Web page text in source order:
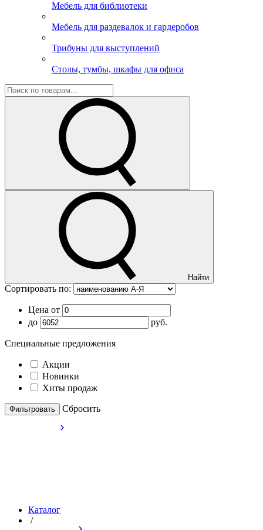
Мебель для библиотеки
Мебель для раздевалок и гардеробов
Трибуны для выступлений
Столы, тумбы, шкафы для офиса
Найти
Сортировать по:
Цена от
до
руб.
Специальные предложения
Акции
Новинки
Хиты продаж
Cбросить
Каталог
/